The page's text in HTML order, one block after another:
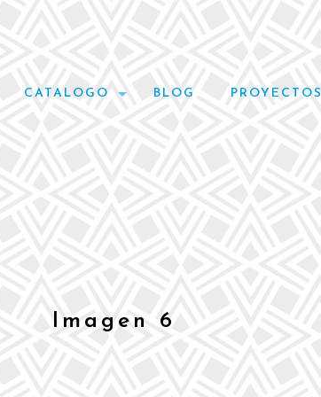
CATALOGO BLOG PROYECTOS
Imagen 6